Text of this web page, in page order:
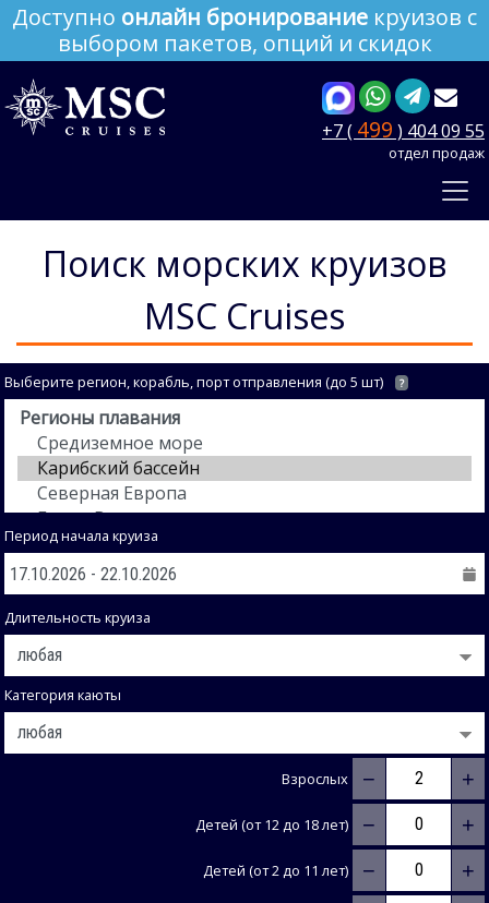
Доступно онлайн бронирование круизов с
выбором пакетов, опций и скидок
+7 ( 499 ) 404 09 55
отдел продаж
Поиск морских круизов
MSC Cruises
Выберите регион, корабль, порт отправления (до 5 шт) ?
Период начала круиза
Длительность круиза
Категория каюты
Взрослых − +
Детей (от 12 до 18 лет) − +
Детей (от 2 до 11 лет) − +